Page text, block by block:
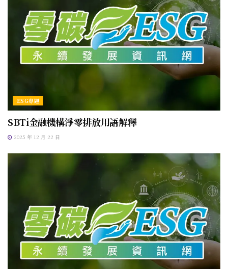
ESG專題
SBTi金融機構淨零排放用語解釋
2025 年 12 月 22 日